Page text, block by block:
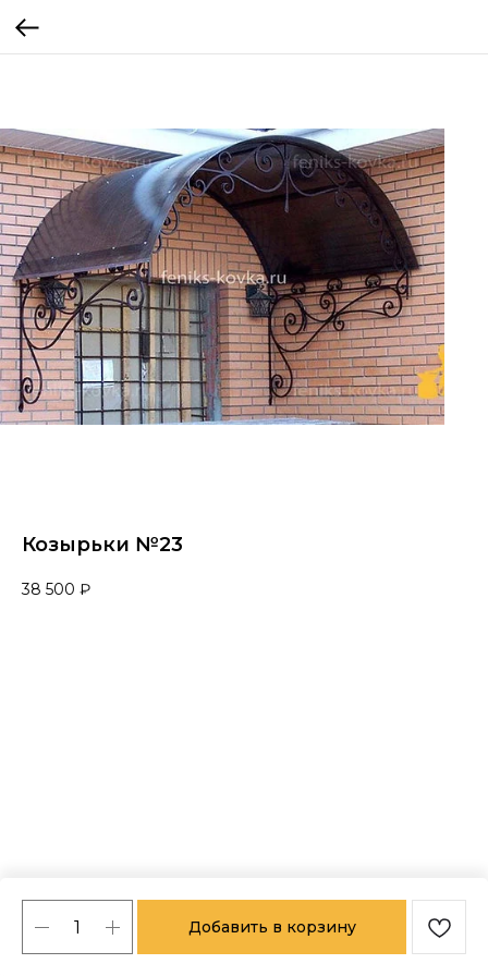
Козырьки №23
38 500 ₽
Добавить в корзину